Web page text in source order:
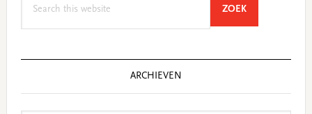
ZOEKSEARCH
ARCHIEVEN